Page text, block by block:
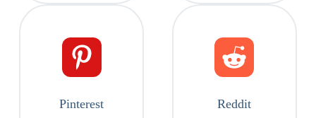
Pinterest Reddit